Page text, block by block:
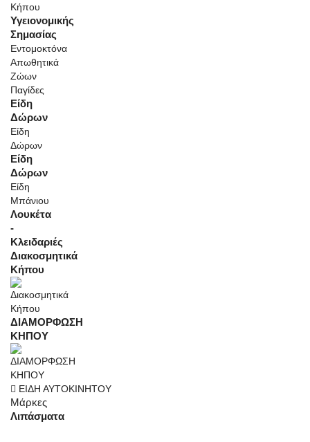
Κήπου
Υγειονομικής
Σημασίας
Εντομοκτόνα
Απωθητικά
Ζώων
Παγίδες
Είδη
Δώρων
Είδη
Δώρων
Είδη
Δώρων
Είδη
Μπάνιου
Λουκέτα
-
Κλειδαριές
Διακοσμητικά
Κήπου
ΔΙΑΜΟΡΦΩΣΗ
ΚΗΠΟΥ
ΕΙΔΗ ΑΥΤΟΚΙΝΗΤΟΥ
Μάρκες
Λιπάσματα